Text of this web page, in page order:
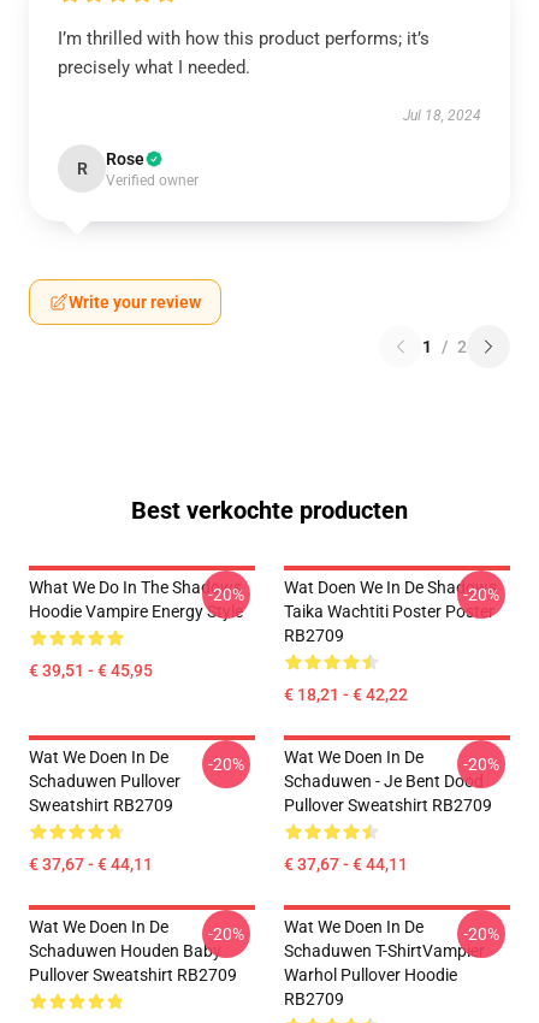
I’m thrilled with how this product performs; it’s
precisely what I needed.
Jul 18, 2024
R Rose
Verified owner
Write your review
1 / 2
Best verkochte producten
What We Do In The Shadows
Hoodie Vampire Energy Style
€ 39,51 - € 45,95
-20%
Wat Doen We In De Shadows
Taika Wachtiti Poster Poster
RB2709
€ 18,21 - € 42,22
-20%
Wat We Doen In De
Schaduwen Pullover
Sweatshirt RB2709
€ 37,67 - € 44,11
-20%
Wat We Doen In De
Schaduwen - Je Bent Dood
Pullover Sweatshirt RB2709
€ 37,67 - € 44,11
-20%
Wat We Doen In De
Schaduwen Houden Baby
Pullover Sweatshirt RB2709
-20%
Wat We Doen In De
Schaduwen T-ShirtVampier
Warhol Pullover Hoodie
RB2709
-20%